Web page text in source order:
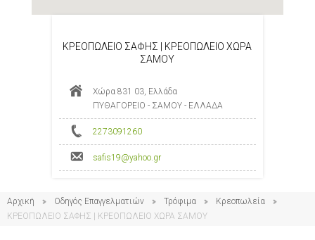
ΚΡΕΟΠΩΛΕΙΟ ΣΑΦΗΣ | ΚΡΕΟΠΩΛΕΙΟ ΧΩΡΑ
ΣΑΜΟΥ
Χώρα 831 03, Ελλάδα
ΠΥΘΑΓΟΡΕΙΟ - ΣΑΜΟΥ - ΕΛΛΑΔΑ
2273091260
safis19@yahoo.gr
Αρχική Οδηγός Επαγγελματιών Τρόφιμα
Κρεοπωλεία
ΚΡΕΟΠΩΛΕΙΟ ΣΑΦΗΣ | ΚΡΕΟΠΩΛΕΙΟ ΧΩΡΑ ΣΑΜΟΥ